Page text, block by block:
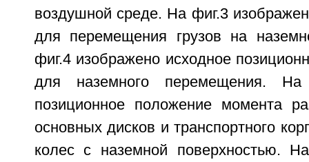
воздушной среде. На фиг.3
для перемещения грузов на
фиг.4 изображено исходное
для наземного перемещения. На
позиционное положение момента
основных дисков и транспортного
колес с наземной поверхностью.